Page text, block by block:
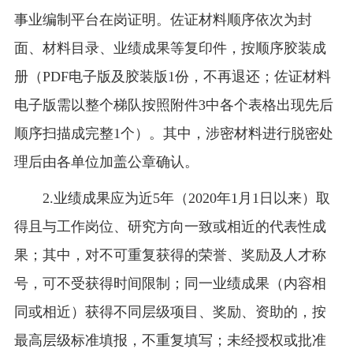
事业编制平台在岗证明。佐证材料顺序依次为封
面、材料目录、业绩成果等复印件，按顺序胶装成
册（PDF电子版及胶装版1份，不再退还；佐证材料
电子版需以整个梯队按照附件3中各个表格出现先后
顺序扫描成完整1个）。其中，涉密材料进行脱密处
理后由各单位加盖公章确认。
2.业绩成果应为近5年（2020年1月1日以来）取
得且与工作岗位、研究方向一致或相近的代表性成
果；其中，对不可重复获得的荣誉、奖励及人才称
号，可不受获得时间限制；同一业绩成果（内容相
同或相近）获得不同层级项目、奖励、资助的，按
最高层级标准填报，不重复填写；未经授权或批准